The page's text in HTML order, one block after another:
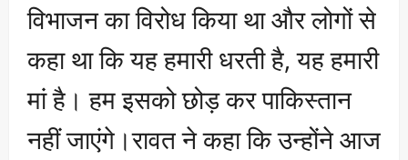
विभाजन का विरोध किया था और लोगों से
कहा था कि यह हमारी धरती है, यह हमारी
मां है। हम इसको छोड़ कर पाकिस्तान
नहीं जाएंगे।रावत ने कहा कि उन्होंने आज